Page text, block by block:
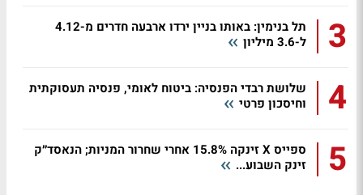
3
תל בנימין: באותו בניין ירדו ארבעה חדרים מ-4.12
ל-3.6 מיליון
4
שלושת רבדי הפנסיה: ביטוח לאומי, פנסיה תעסוקתית
וחיסכון פרטי
5
ספייס X זינקה 15.8% אחרי שחרור המניות; הנאסד״ק
זינק השבוע...